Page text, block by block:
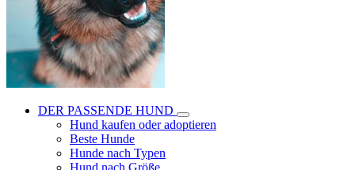
DER PASSENDE HUND
Hund kaufen oder adoptieren
Beste Hunde
Hunde nach Typen
Hund nach Größe